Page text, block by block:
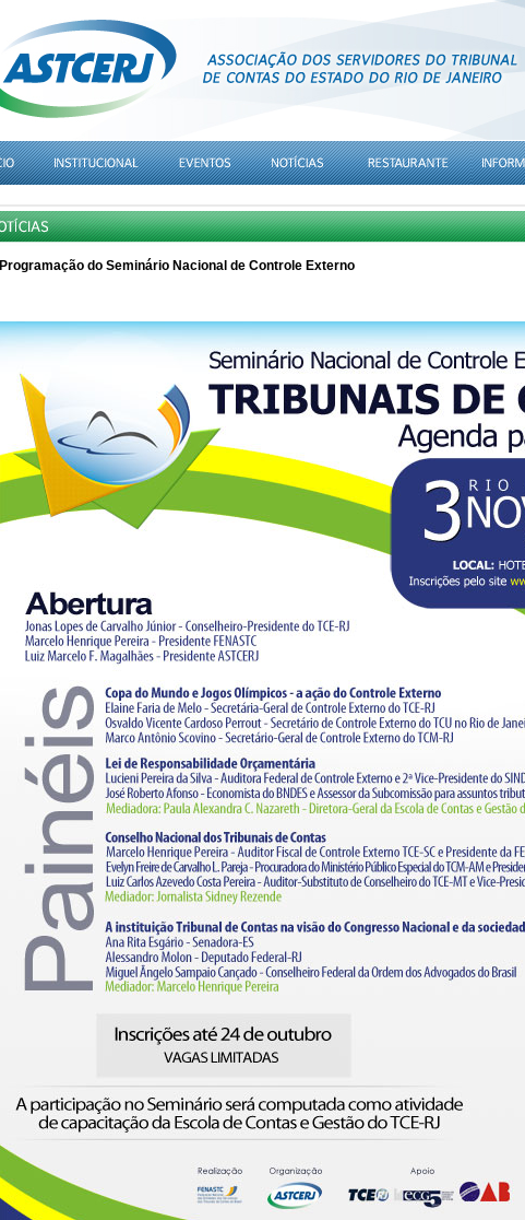
Programação do Seminário Nacional de Controle Externo